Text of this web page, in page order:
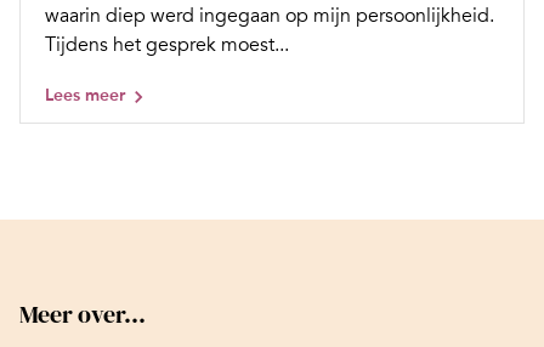
waarin diep werd ingegaan op mijn persoonlijkheid.
Tijdens het gesprek moest...
Lees meer
Meer over...